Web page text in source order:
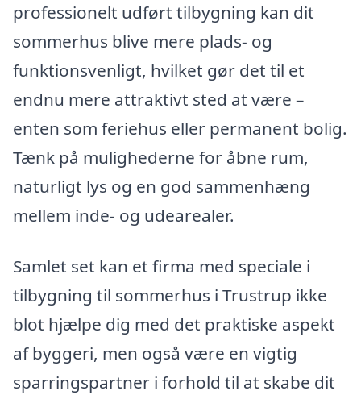
professionelt udført tilbygning kan dit
sommerhus blive mere plads- og
funktionsvenligt, hvilket gør det til et
endnu mere attraktivt sted at være –
enten som feriehus eller permanent bolig.
Tænk på mulighederne for åbne rum,
naturligt lys og en god sammenhæng
mellem inde- og udearealer.
Samlet set kan et firma med speciale i
tilbygning til sommerhus i Trustrup ikke
blot hjælpe dig med det praktiske aspekt
af byggeri, men også være en vigtig
sparringspartner i forhold til at skabe dit